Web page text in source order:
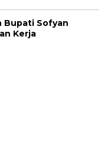
Bupati Sofyan
Kerja